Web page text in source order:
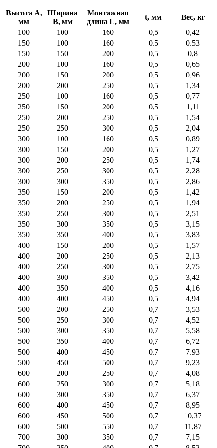
Высота А,
мм
Ширина
В, мм
Монтажная
длина L, мм
t, мм
Вес, кг
100
100 160 0,5
0,42
150
100 160 0,5
0,53
150
150 200 0,5
0,8
200
100 160 0,5
0,65
200
150 200 0,5
0,96
200
200 250 0,5
1,34
250
100 160 0,5
0,77
250
150 200 0,5
1,11
250
200 250 0,5
1,54
250
250 300 0,5
2,04
300
100 160 0,5
0,89
300
150 200 0,5
1,27
300
200 250 0,5
1,74
300
250 300 0,5
2,28
300
300 350 0,5
2,86
350
150 200 0,5
1,42
350
200 250 0,5
1,94
350
250 300 0,5
2,51
350
300 350 0,5
3,15
350
350 400 0,5
3,83
400
150 200 0,5
1,57
400
200 250 0,5
2,13
400
250 300 0,5
2,75
400
300 350 0,5
3,42
400
350 400 0,5
4,16
400
400 450 0,5
4,94
500
200 250 0,7
3,53
500
250 300 0,7
4,52
500
300 350 0,7
5,58
500
350 400 0,7
6,72
500
400 450 0,7
7,93
500
450 500 0,7
9,23
600
200 250 0,7
4,08
600
250 300 0,7
5,18
600
300 350 0,7
6,37
600
400 450 0,7
8,95
600
450 500 0,7
10,37
600
500 550 0,7
11,87
700
300 350 0,7
7,15